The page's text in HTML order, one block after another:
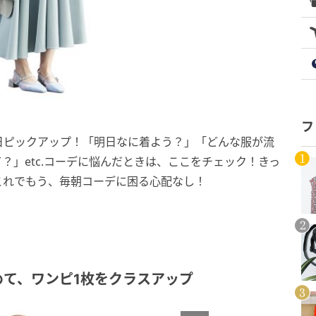
ックアップ！「明日なに着よう？」「どんな服が流
」etc.コーデに悩んだときは、ここをチェック！きっ
でもう、毎朝コーデに困る心配なし！
、ワンピ1枚をクラスアップ